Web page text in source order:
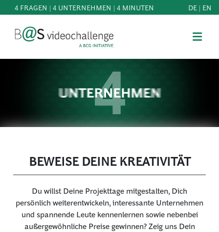
4 FRAGEN | 4 UNTERNEHMEN | 4 MINUTEN DE | EN
WISSEN
SCHIRMHERRSCHAFT
NEWS
BEWEISE DEINE KREATIVITÄT
Du willst Deine Projekttage mitgestalten, Dich
persönlich weiterentwickeln, interessante Unternehmen
und spannende Leute kennenlernen sowie nebenbei
außergewöhnliche Preise gewinnen? Zeig uns Dein
b@Svideochallenge - A BCG INITIATIVE
Registriere dich als Teilnehmer*in
Geburtsdatum*
E-Mail-Adresse*